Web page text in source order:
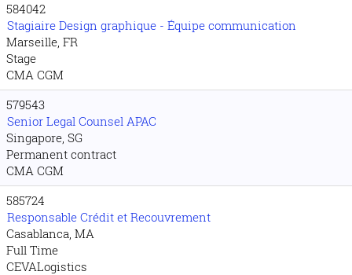
584042
Stagiaire Design graphique - Équipe communication
Marseille, FR
Stage
CMA CGM
579543
Senior Legal Counsel APAC
Singapore, SG
Permanent contract
CMA CGM
585724
Responsable Crédit et Recouvrement
Casablanca, MA
Full Time
CEVALogistics